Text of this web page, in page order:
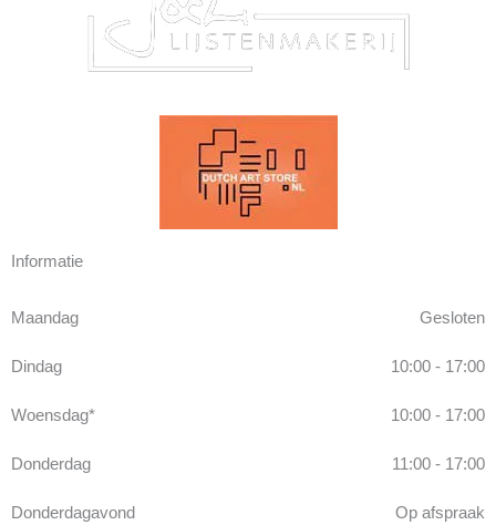
Informatie
Maandag Gesloten
Dindag 10:00 - 17:00
Woensdag* 10:00 - 17:00
Donderdag 11:00 - 17:00
Donderdagavond Op afspraak